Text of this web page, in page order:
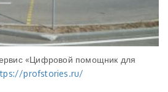
«Цифровой помощник для
profstories.ru/